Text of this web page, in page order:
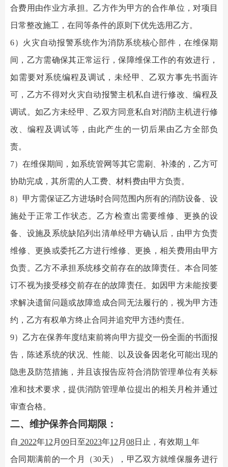
合费用由作业方承担。乙方作为甲方的合作单位，对项目
日常整改施工，在同等条件的原则下优先选用乙方。
6） 火灾自动报警系统作为消防系统核心部件，在维保期
间，乙方需确保其正常运行，保障维保工作的有效进行，
如需要对系统编程及调试，未经甲、乙双方事先书面许
可，乙方不得对火灾自动报警主机私自进行修改、编程及
调试。如乙方未经甲、乙双方同意私自对消防主机进行修
改、编程及调试等，由此产生的一切后果由乙方全部负
责。
7）在维保期间，如系统管网等其它需刷、补漆的，乙方可
协助完成，其所需的人工费、材料费由甲方负责。
8） 甲方需保证乙方进场时合同范围内所有的消防设备 、设
施处于正常工作状态。乙方检查出需要维修、更换的设
备、设施及系统缺陷列出清单经甲方确认后，由甲方负责
维修、更换或委托乙方进行维修、更换，相关费用由甲方
负责。乙方不承担系统移交前存在的故障责任。 本合同签
订不视为接受移交前存在的故障责任。如因甲方未能按要
求解决遗留问题或故障造成合同无法履行的，视为甲方违
约，乙方有权单方终止合同并追究甲方违约责任。
9） 乙方在保养年度结束前将向甲方提交一份全面的书面报
告，陈述系统的状况、性能、以及设备因老化可能出现的
隐患及防范措施，并且该报告应符合消防管理单位有关标
准和技术要求，提供消防管理单位提出的相关月检并通过
审查合格。
二、维护保养合同期限：
自 2022年12 月 09日至2023年12 月 08日止，有效期 1 年
合同期满前的一个月（30天），甲乙双方就维保服务进行